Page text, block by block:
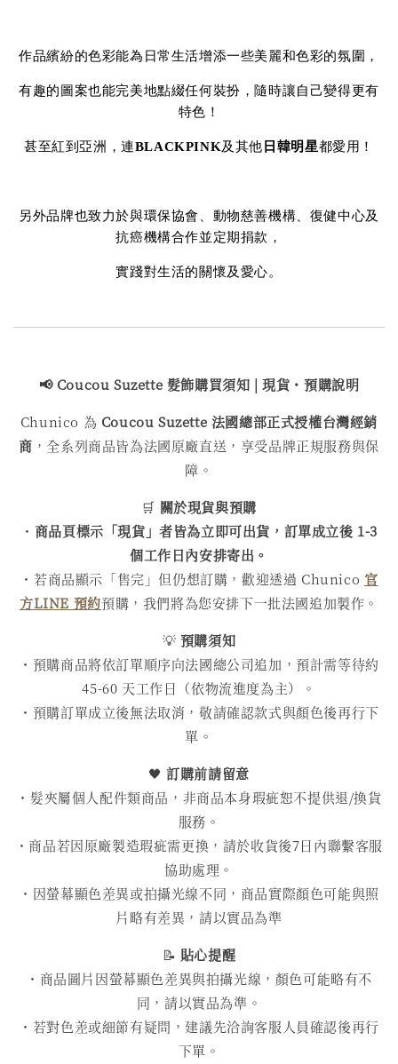
作品繽紛的色彩能為日常生活增添一些美麗和色彩的氛圍，
有趣的圖案也能完美地點綴任何裝扮，隨時讓自己變得更有
特色！
甚至紅到亞洲，連BLACKPINK及其他 日韓明星都愛用！
另外品牌也致力於與環保協會、動物慈善機構、復健中心及
抗癌機構合作並定期捐款，
實踐對生活的關懷及愛心。
📢 Coucou Suzette 髮飾購買須知 | 現貨・預購說明
Chunico 為 Coucou Suzette 法國總部正式授權台灣經銷
商 ，全系列商品皆為法國原廠直送，享受品牌正規服務與保
障。
🛒 關於現貨與預購
・ 商品頁標示「現貨」者皆為立即可出貨，訂單成立後 1-3
個工作日內安排寄出。
・若商品顯示「售完」但仍想訂購，歡迎透過 Chunico 官
方LINE 預約預購，我們將為您安排下一批法國追加製作。
💡 預購須知
・預購商品將依訂單順序向法國總公司追加，預計需等待約
45-60 天工作日（依物流進度為主）。
・預購訂單成立後無法取消，敬請確認款式與顏色後再行下
單。
🖤訂購前請留意
・髮夾屬個人配件類商品，非商品本身瑕疵恕不提供退/換貨
服務。
・商品若因原廠製造瑕疵需更換，請於收貨後7日內聯繫客服
協助處理。
・因螢幕顯色差異或拍攝光線不同，商品實際顏色可能與照
片略有差異，請以實品為準
📝 貼心提醒
・商品圖片因螢幕顯色差異與拍攝光線，顏色可能略有不
同，請以實品為準。
・若對色差或細節有疑問，建議先洽詢客服人員確認後再行
下單。